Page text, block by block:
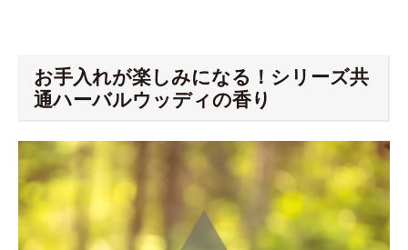
お手入れが楽しみになる！シリーズ共
通ハーバルウッディの香り